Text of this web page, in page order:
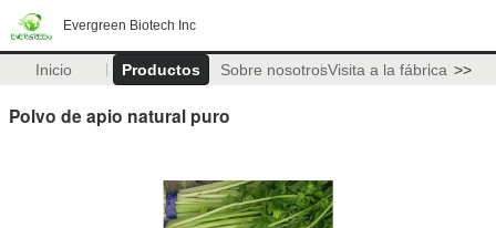
Evergreen Biotech Inc
Inicio Productos Sobre nosotrosVisita a la fábrica >>
Polvo de apio natural puro